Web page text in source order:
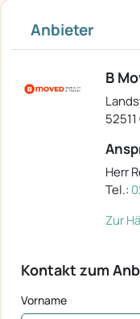
Anbieter
B
Herr
Tel.:
Zur
Kontakt zum
Vorname